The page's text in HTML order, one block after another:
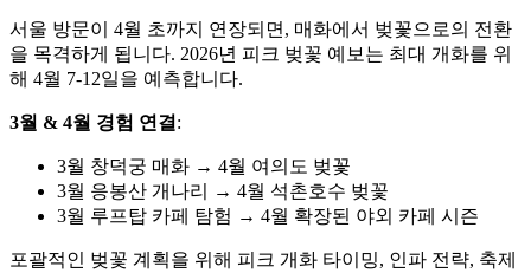
서울 방문이 4월 초까지 연장되면, 매화에서 벚꽃으로의 전환
을 목격하게 됩니다. 2026년 피크 벚꽃 예보는 최대 개화를 위
해 4월 7-12일을 예측합니다.
3월 & 4월 경험 연결 :
3월 창덕궁 매화 → 4월 여의도 벚꽃
3월 응봉산 개나리 → 4월 석촌호수 벚꽃
3월 루프탑 카페 탐험 → 4월 확장된 야외 카페 시즌
포괄적인 벚꽃 계획을 위해 피크 개화 타이밍, 인파 전략, 축제